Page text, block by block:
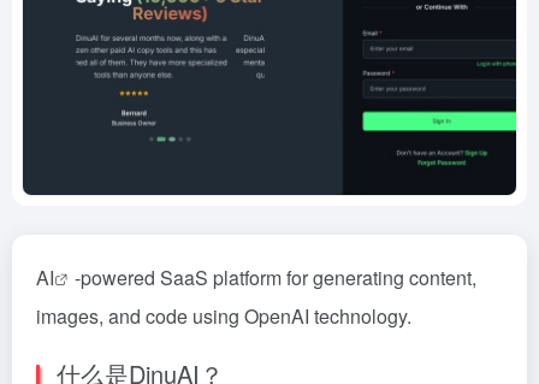
AI
-powered SaaS platform for generating content,
images, and code using OpenAI technology.
什么是DinuAI？